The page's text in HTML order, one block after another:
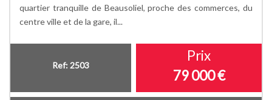
quartier tranquille de Beausoliel, proche des commerces, du
centre ville et de la gare, il...
Ref: 2503
Prix
79 000€